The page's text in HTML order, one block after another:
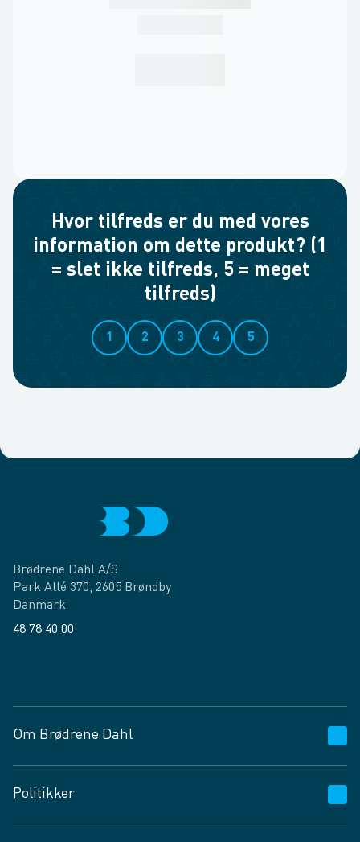
Hvor tilfreds er du med vores
information om dette produkt? (1
= slet ikke tilfreds, 5 = meget
tilfreds)
1 2 3 4 5
Brødrene Dahl A/S
Park Allé 370, 2605 Brøndby
Danmark
48 78 40 00
Om Brødrene Dahl
Vagttelefon 30 10 89 89
Spørgsmål og svar
Politikker